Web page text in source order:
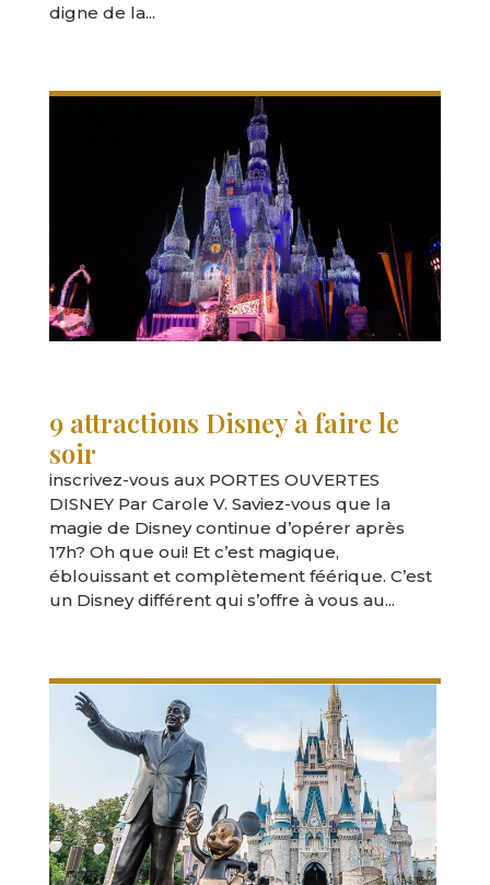
digne de la...
9 attractions Disney à faire le
soir
inscrivez-vous aux PORTES OUVERTES
DISNEY Par Carole V. Saviez-vous que la
magie de Disney continue d’opérer après
17h? Oh que oui! Et c’est magique,
éblouissant et complètement féérique. C’est
un Disney différent qui s’offre à vous au...